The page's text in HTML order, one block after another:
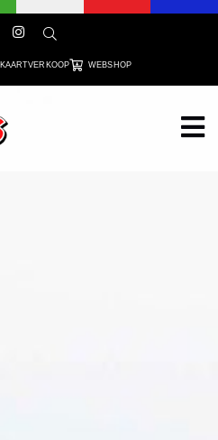
KAARTVERKOOP WEBSHOP